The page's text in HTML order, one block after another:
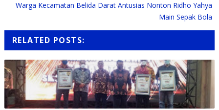
Warga Kecamatan Belida Darat Antusias Nonton Ridho Yahya
Main Sepak Bola
RELATED POSTS: